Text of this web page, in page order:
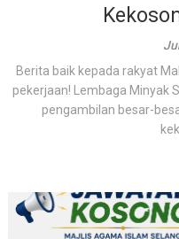
Berita baik kepada rakyat
pekerjaan! Lembaga Minyak
pengambilan besar-